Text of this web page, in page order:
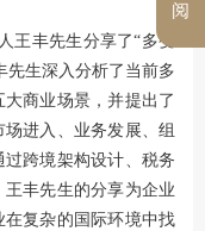
王丰先生分享了“多变
先生深入分析了当前多
商业场景，并提出了
进入、业务发展、组
跨境架构设计、税务
丰先生的分享为企业
复杂的国际环境中找
阅